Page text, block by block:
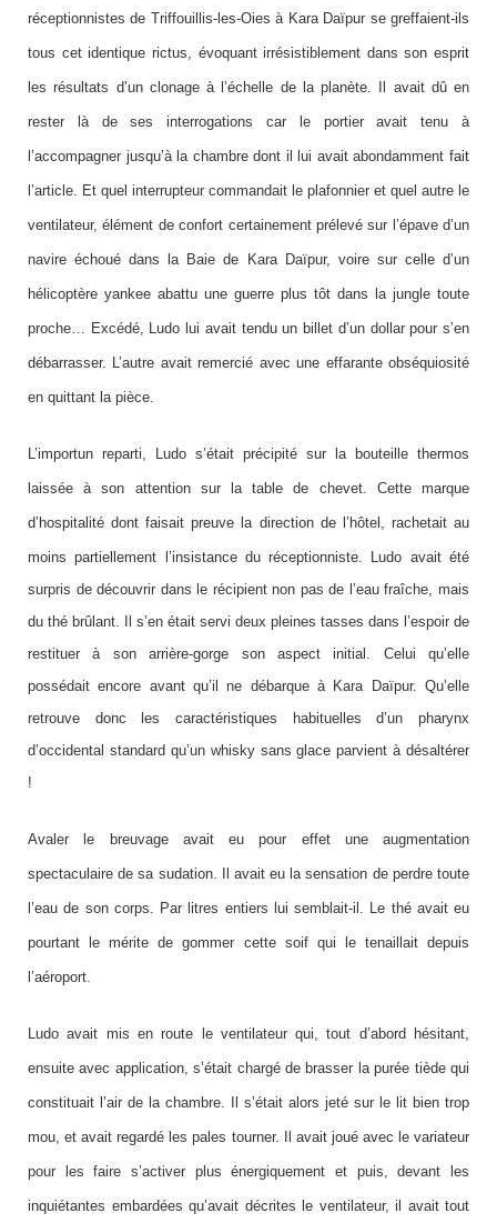
réceptionnistes de Triffouillis-les-Oies à Kara Daïpur se greffaient-ils
tous cet identique rictus, évoquant irrésistiblement dans son esprit
les résultats d’un clonage à l’échelle de la planète. Il avait dû en
rester là de ses interrogations car le portier avait tenu à
l’accompagner jusqu’à la chambre dont il lui avait abondamment fait
l’article. Et quel interrupteur commandait le plafonnier et quel autre le
ventilateur, élément de confort certainement prélevé sur l’épave d’un
navire échoué dans la Baie de Kara Daïpur, voire sur celle d’un
hélicoptère yankee abattu une guerre plus tôt dans la jungle toute
proche… Excédé, Ludo lui avait tendu un billet d’un dollar pour s’en
débarrasser. L’autre avait remercié avec une effarante obséquiosité
en quittant la pièce.
L’importun reparti, Ludo s’était précipité sur la bouteille thermos
laissée à son attention sur la table de chevet. Cette marque
d’hospitalité dont faisait preuve la direction de l’hôtel, rachetait au
moins partiellement l’insistance du réceptionniste.
Ludo avait été
surpris de découvrir dans le récipient non pas de l’eau fraîche, mais
du thé brûlant. Il s’en était servi deux pleines tasses dans l’espoir de
restituer à son arrière-gorge son aspect initial. Celui qu’elle
possédait encore avant qu’il ne débarque à Kara Daïpur. Qu’elle
retrouve donc les caractéristiques habituelles d’un pharynx
d’occidental standard qu’un whisky sans glace parvient à désaltérer
!
Avaler le breuvage avait eu pour effet une augmentation
spectaculaire de sa sudation. Il avait eu la sensation de perdre toute
l’eau de son corps. Par litres entiers lui semblait-il. Le thé avait eu
pourtant le mérite de gommer cette soif qui le tenaillait depuis
l’aéroport.
Ludo avait mis en route le ventilateur qui, tout d’abord hésitant,
ensuite avec application, s’était chargé de brasser la purée tiède qui
constituait l’air de la chambre. Il s’était alors jeté sur le lit bien trop
mou, et avait regardé les pales tourner. Il avait joué avec le variateur
pour les faire s’activer plus énergiquement et puis, devant les
inquiétantes embardées qu’avait décrites le ventilateur, il avait tout